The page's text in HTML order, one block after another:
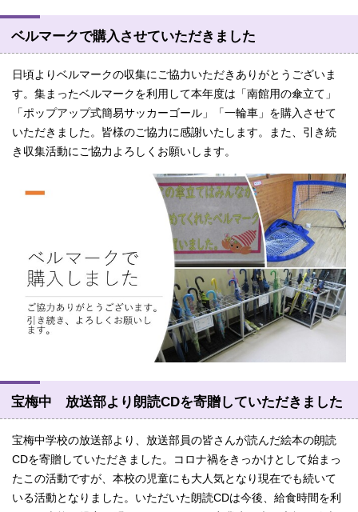
ベルマークで購入させていただきました
日頃よりベルマークの収集にご協力いただきありがとうございま
す。集まったベルマークを利用して本年度は「南館用の傘立て」
「ポップアップ式簡易サッカーゴール」「一輪車」を購入させて
いただきました。皆様のご協力に感謝いたします。また、引き続
き収集活動にご協力よろしくお願いします。
宝梅中 放送部より朗読CDを寄贈していただきました
宝梅中学校の放送部より、放送部員の皆さんが読んだ絵本の朗読
CDを寄贈していただきました。コロナ禍をきっかけとして始まっ
たこの活動ですが、本校の児童にも大人気となり現在でも続いて
いる活動となりました。いただいた朗読CDは今後、給食時間を利